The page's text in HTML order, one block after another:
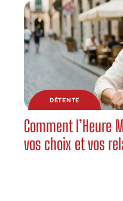
DÉTENTE
Comment l’Heure
vos choix et vos